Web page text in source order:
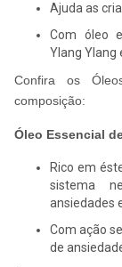
Ajuda as
Com óleo
Ylang Ylang
Confira os
composição:
Óleo Essencial
Rico em
sistema
ansiedades
Com ação
de